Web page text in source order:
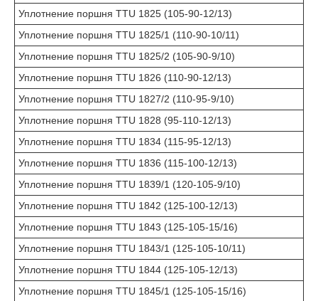
Уплотнение поршня TTU 1825 (105-90-12/13)
Уплотнение поршня TTU 1825/1 (110-90-10/11)
Уплотнение поршня TTU 1825/2 (105-90-9/10)
Уплотнение поршня TTU 1826 (110-90-12/13)
Уплотнение поршня TTU 1827/2 (110-95-9/10)
Уплотнение поршня TTU 1828 (95-110-12/13)
Уплотнение поршня TTU 1834 (115-95-12/13)
Уплотнение поршня TTU 1836 (115-100-12/13)
Уплотнение поршня TTU 1839/1 (120-105-9/10)
Уплотнение поршня TTU 1842 (125-100-12/13)
Уплотнение поршня TTU 1843 (125-105-15/16)
Уплотнение поршня TTU 1843/1 (125-105-10/11)
Уплотнение поршня TTU 1844 (125-105-12/13)
Уплотнение поршня TTU 1845/1 (125-105-15/16)